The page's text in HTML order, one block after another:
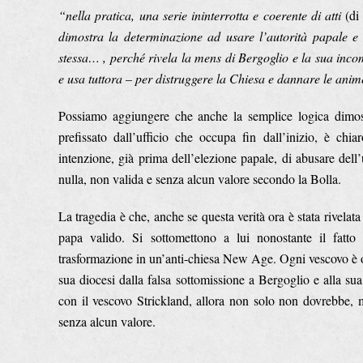
“nella pratica, una serie ininterrotta e coerente di atti(di
dimostra la determinazione ad usare l’autorità papale
stessa… , perché rivela la mens di Bergoglio e la sua
e usa tuttora – per distruggere la Chiesa e dannare le
Possiamo aggiungere che anche la semplice logica
prefissato dall’ufficio che occupa fin dall’inizio, è
intenzione, già prima dell’elezione papale, di abusare
nulla, non valida e senza alcun valore secondo la Bolla.
La tragedia è che, anche se questa verità ora è stata
papa valido. Si sottomettono a lui nonostante il fatto
trasformazione in un’anti-chiesa New Age. Ogni vescovo
sua diocesi dalla falsa sottomissione a Bergoglio e alla
con il vescovo Strickland, allora non solo non
senza alcun valore.